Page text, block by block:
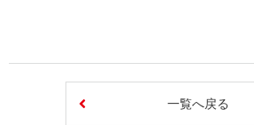
一覧へ戻る